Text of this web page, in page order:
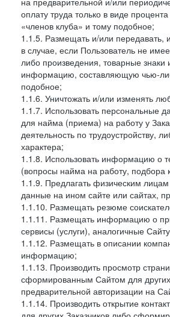
оплату труда только в виде
«членов клуба» и тому подобное;
1.1.5. Размещать и/или
в случае, если Пользователь не
либо произведения, товарные
информацию, составляющую чью-
подобное;
1.1.6. Уничтожать и/или изменять
1.1.7. Использовать персональные
для найма (приема) на работу у
деятельность по трудоустройству,
характера;
1.1.8. Использовать информацию о
(вопросы найма на работу, подбора
1.1.9. Предлагать физическим
данные на ином сайте или сайтах,
1.1.10. Размещать резюме
1.1.11. Размещать информацию о
сервисы (услуги), аналогичные
1.1.12. Размещать в описании
информацию;
1.1.13. Производить просмотр
сформированным Сайтом для
предварительной авторизации на
1.1.14. Производить открытие